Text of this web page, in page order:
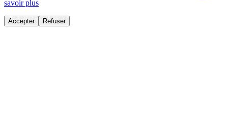
savoir plus
Accepter Refuser